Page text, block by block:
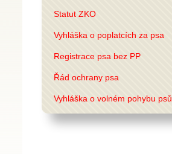
Statut ZKO
Vyhláška o poplatcích za psa
Registrace psa bez PP
Řád ochrany psa
Vyhláška o volném pohybu psů